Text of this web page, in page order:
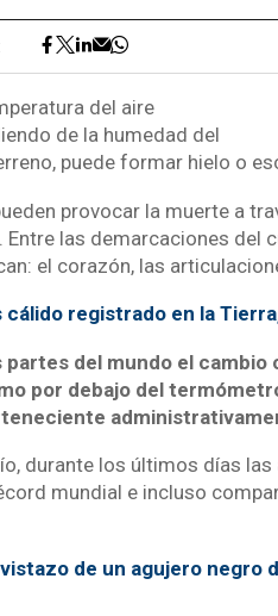
del aire
de la humedad del
puede formar hielo o
provocar la muerte a
las demarcaciones del
el corazón, las
registrado en la
partes del mundo el
por debajo del
durante los últimos días
mundial e incluso
de un agujero negro